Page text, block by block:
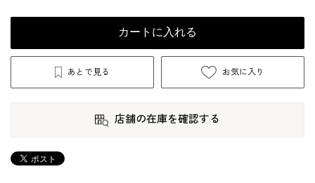
カートに入れる
あとで見る お気に入り
店舗の在庫を確認する